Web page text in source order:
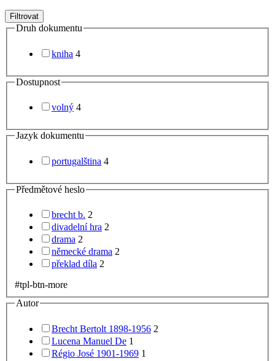
Filtrovat
Druh dokumentu
kniha 4
Dostupnost
volný 4
Jazyk dokumentu
portugalština 4
Předmětové heslo
brecht b. 2
divadelní hra 2
drama 2
německé drama 2
překlad díla 2
#tpl-btn-more
Autor
Brecht Bertolt 1898-1956 2
Lucena Manuel De 1
Régio José 1901-1969 1